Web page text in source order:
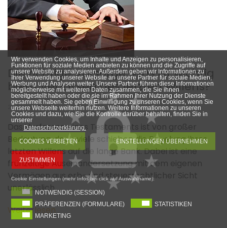
Wir verwenden Cookies, um Inhalte und Anzeigen zu personalisieren,
Funktionen für soziale Medien anbieten zu können und die Zugriffe auf
unsere Website zu analysieren. Außerdem geben wir Informationen zu
Ihrer Verwendung unserer Website an unsere Partner für soziale Medien,
Werbung und Analysen weiter. Unsere Partner führen diese Informationen
möglicherweise mit weiteren Daten zusammen, die Sie ihnen
bereitgestellt haben oder die sie im Rahmen Ihrer Nutzung der Dienste
gesammelt haben. Sie geben Einwilligung zu unseren Cookies, wenn Sie
unsere Webseite weiterhin nutzen. Weitere Informationen zu unseren
Cookies und dazu, wie Sie die Kontrolle darüber behalten, finden Sie in
unserer
Datenschutzerklärung.
COOKIES VERBIETEN EINSTELLUNGEN ÜBERNEHMEN
ZUSTIMMEN
Cookie Einstellungen (mehr Infos bei click auf Auswahlname):
NOTWENDIG (SESSION)
PRÄFERENZEN (FORMULARE)
STATISTIKEN
MARKETING
Die richtige Vorsorge: Was ist wichtig
beim Verfassen des letzten Willens?
21. April 2024
Das Verfassen eines Testaments ist von großer
Bedeutung, doch viele schieben die Regelung ihres
letzten Willens auf die lange Bank. Dabei ist eine
frühzeitige Auseinandersetzung mit dem eigenen
Vermögen aus erb- und steuerrechtlicher Sicht
unerlässlich.
Weiterlesen